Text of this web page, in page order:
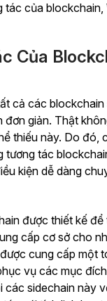
tác của
Của
cả các
giản. Thật
thiếu này. Do
tương tác
kiện dễ dàng
được thiết kế
cấp cơ sở cho
cung cấp một
vụ các mục
các sidechain này